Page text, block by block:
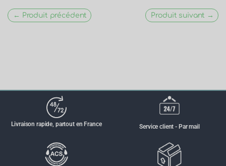
← Produit précédent Produit suivant →
Livraison rapide, partout en France Service client - Par mail